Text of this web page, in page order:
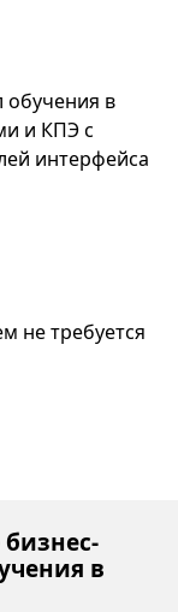
обучения в
и КПЭ с
интерфейса
не требуется
в